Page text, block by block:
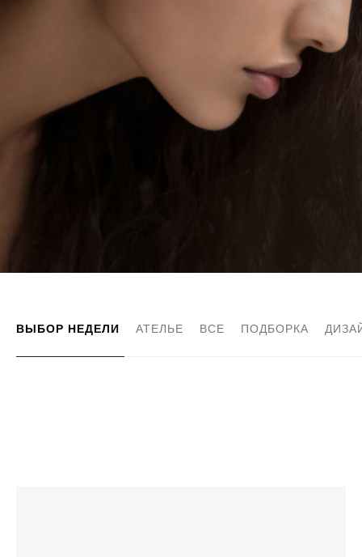
ВЫБОР НЕДЕЛИ АТЕЛЬЕ ВСЕ ПОДБОРКА